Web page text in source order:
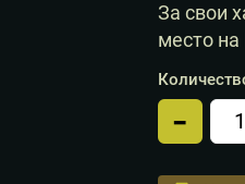
За свои
место
-